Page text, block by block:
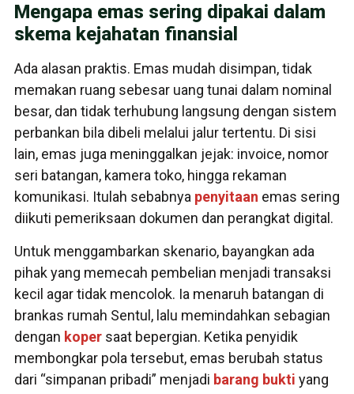
Mengapa emas sering dipakai dalam
skema kejahatan finansial
Ada alasan praktis. Emas mudah disimpan, tidak
memakan ruang sebesar uang tunai dalam nominal
besar, dan tidak terhubung langsung dengan sistem
perbankan bila dibeli melalui jalur tertentu. Di sisi
lain, emas juga meninggalkan jejak: invoice, nomor
seri batangan, kamera toko, hingga rekaman
komunikasi. Itulah sebabnya penyitaan emas sering
diikuti pemeriksaan dokumen dan perangkat digital.
Untuk menggambarkan skenario, bayangkan ada
pihak yang memecah pembelian menjadi transaksi
kecil agar tidak mencolok. Ia menaruh batangan di
brankas rumah Sentul, lalu memindahkan sebagian
dengan koper saat bepergian. Ketika penyidik
membongkar pola tersebut, emas berubah status
dari “simpanan pribadi” menjadi barang bukti yang